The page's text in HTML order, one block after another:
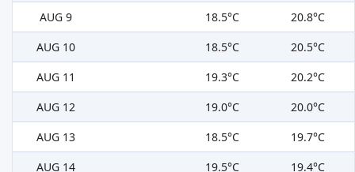
AUG 9 18.5°C
20.8°C
AUG 10
18.5°C
20.5°C
AUG 11
19.3°C
20.2°C
AUG 12
19.0°C
20.0°C
AUG 13
18.5°C
19.7°C
AUG 14
19.5°C 19.4°C